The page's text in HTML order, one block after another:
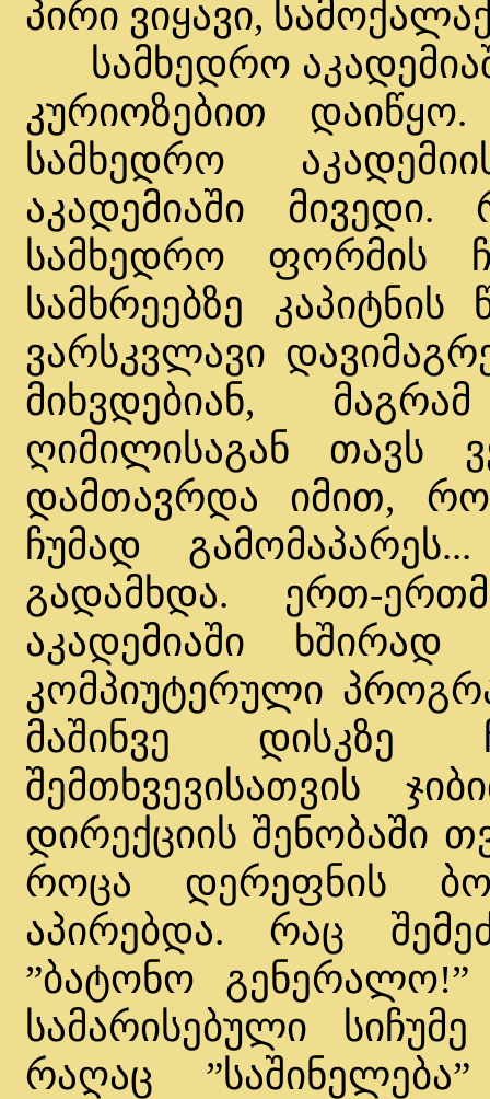
პირი ვიყავი,
სამხედრო
კურიოზებით
სამხედრო
აკადემიაში
სამხედრო ფორმის
სამხრეებზე
ვარსკვლავი
მიხვდებიან,
ღიმილისაგან თავს
დამთავრდა იმით,
ჩუმად
გადამხდა. ერთ-
აკადემიაში
კომპიუტერული
მაშინვე დისკზე
შემთხვევისათვის
დირექციის შენობაში
როცა დერეფნის
აპირებდა. რაც
”ბატონო გენერალო!”
სამარისებული
რაღაც